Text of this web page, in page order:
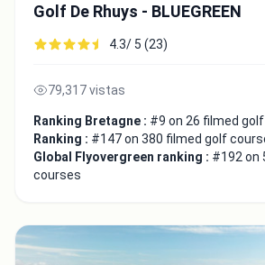
Golf De Rhuys - BLUEGREEN
4.3/ 5 (23)
79,317 vistas
Ranking Bretagne : #9 on 26 filmed
Ranking : #147 on 380 filmed golf
Global Flyovergreen ranking : #192 on
courses